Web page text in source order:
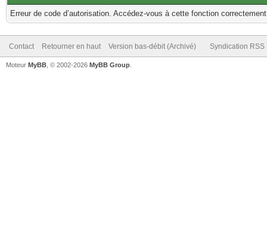
Erreur de code d’autorisation. Accédez-vous à cette fonction
Contact Retourner en haut Version bas-débit (Archivé) Syndication RSS
Moteur MyBB , © 2002-2026 MyBB Group